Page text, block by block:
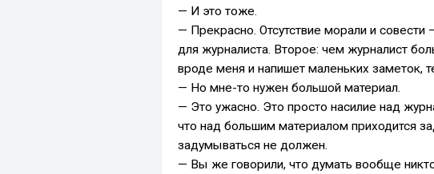
— И это тоже.
— Прекрасно. Отсутствие морали и
для журналиста. Второе: чем журналист
вроде меня и напишет маленьких заметок,
— Но мне-то нужен большой материал.
— Это ужасно. Это просто насилие над
что над большим материалом приходится
задумываться не должен.
— Вы же говорили, что думать вообще